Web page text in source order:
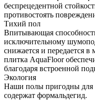
беспрецедентной
противостоять
Тихий пол
Впитывающая
исключительному
снижается и передается
плитка AquaFloor
благодаря встроенной
Экология
Наши полы пригодны для
содержат формальдегид.